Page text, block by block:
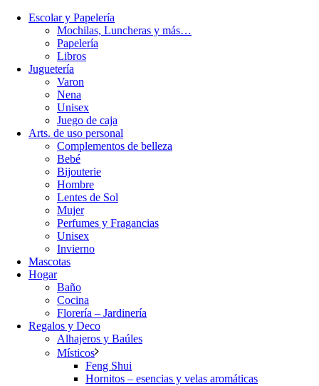
Escolar y Papelería
Mochilas, Luncheras y más…
Papelería
Libros
Juguetería
Varon
Nena
Unisex
Juego de caja
Arts. de uso personal
Complementos de belleza
Bebé
Bijouterie
Hombre
Lentes de Sol
Mujer
Perfumes y Fragancias
Unisex
Invierno
Mascotas
Hogar
Baño
Cocina
Florería – Jardinería
Regalos y Deco
Alhajeros y Baúles
Místicos
Feng Shui
Hornitos – esencias y velas aromáticas